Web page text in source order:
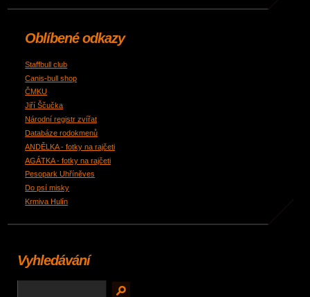
Oblíbené odkazy
Staffbull club
Canis-bull shop
ČMKU
Jiří Ščučka
Národní registr zvířat
Databáze rodokmenů
ANDĚLKA - fotky na rajčeti
AGÁTKA - fotky na rajčeti
Pesopark Uhříněves
Do psí misky
Krmiva Hulín
Vyhledávání